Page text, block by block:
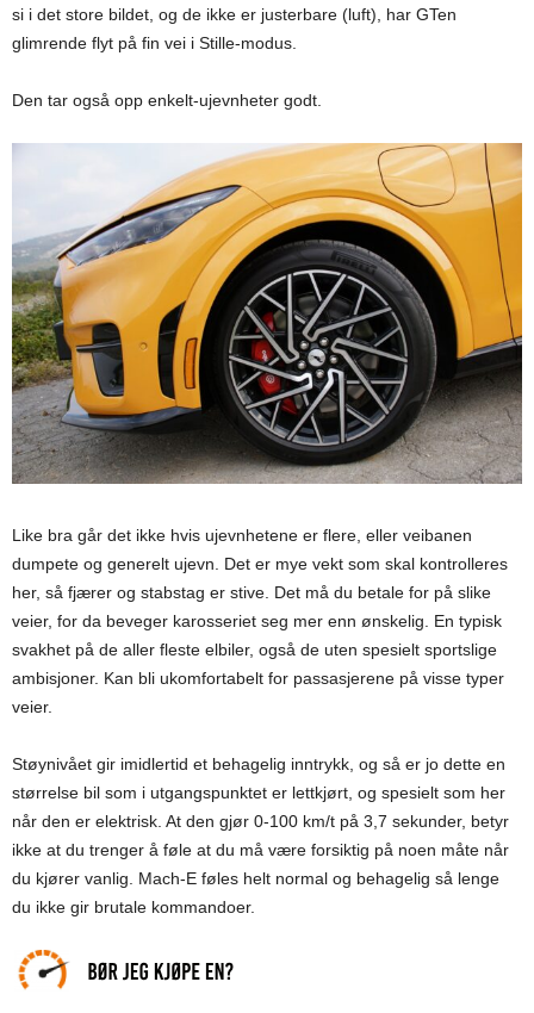
si i det store bildet, og de ikke er justerbare (luft), har GTen
glimrende flyt på fin vei i Stille-modus.
Den tar også opp enkelt-ujevnheter godt.
Like bra går det ikke hvis ujevnhetene er flere, eller veibanen
dumpete og generelt ujevn. Det er mye vekt som skal kontrolleres
her, så fjærer og stabstag er stive. Det må du betale for på slike
veier, for da beveger karosseriet seg mer enn ønskelig. En typisk
svakhet på de aller fleste elbiler, også de uten spesielt sportslige
ambisjoner. Kan bli ukomfortabelt for passasjerene på visse typer
veier.
Støynivået gir imidlertid et behagelig inntrykk, og så er jo dette en
størrelse bil som i utgangspunktet er lettkjørt, og spesielt som her
når den er elektrisk. At den gjør 0-100 km/t på 3,7 sekunder, betyr
ikke at du trenger å føle at du må være forsiktig på noen måte når
du kjører vanlig. Mach-E føles helt normal og behagelig så lenge
du ikke gir brutale kommandoer.